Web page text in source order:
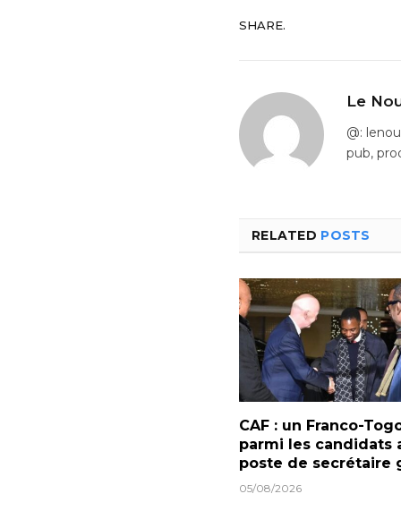
SHARE.
Le
@:
pub,
RELATED POSTS
CAF : un Franco-
parmi les candidats
poste de secrétaire
05/08/2026